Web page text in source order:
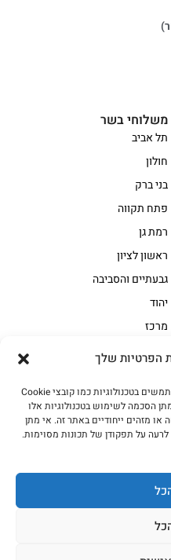
הפרטיות שלך
כדי לספק את החוויה הטובה ביותר, אנו משתמשים בטכנולוגיות כמו קובצי Cookie
הסכמה לשימוש בטכנולוגיות אלו
או מזהים ייחודיים באתר זה. אי מתן
על תפקודן של תכונות מסוימות.
בקר משובח
למעשנת
אחוריים
מסורת1
האש
משלוחי בשר
תל אביב
חולון
בני ברק
פתח תקווה
רמת גן
ראשון לציון
גבעתיים והסביבה
יהוד
מרכז